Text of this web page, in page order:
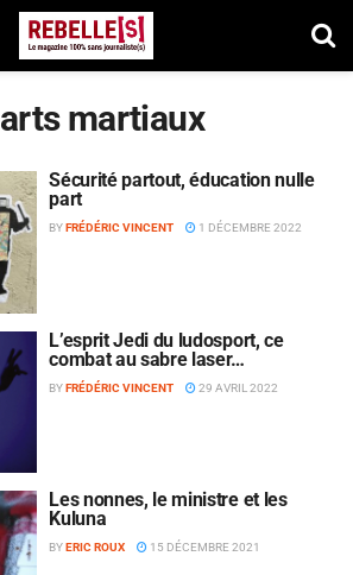
arts martiaux
Sécurité partout, éducation nulle
part
BYFRÉDÉRIC VINCENT 1 DÉCEMBRE 2022
L’esprit Jedi du ludosport, ce
combat au sabre laser…
BYFRÉDÉRIC VINCENT 29 AVRIL 2022
Les nonnes, le ministre et les
Kuluna
BYERIC ROUX 15 DÉCEMBRE 2021